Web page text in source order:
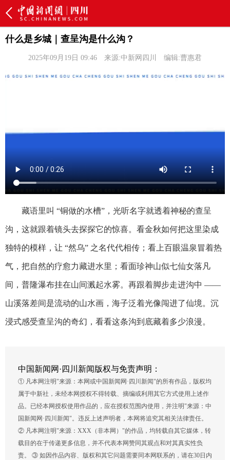
什么是乡城｜查呈沟是什么沟？​
2025年09月19日 09:46 来源:中新网四川 编辑:曹惠君
藏语里叫 “铜做的水槽”，光听名字就透着神秘的查呈
沟，这就跟着镜头去探探它的惊喜。​看金秋如何把这里染成
独特的模样，让 “然乌” 之名代代相传；看上百眼温泉冒着热
气，把自然的疗愈力藏进水里；看面珍神山似七仙女落凡
间，普隆瀑布挂在山间溅起水雾。​再跟着脚步走进沟中 ——
山溪落差间是流动的山水画，海子泛着光像闯进了仙境。沉
浸式感受查呈沟的奇幻，看看这条沟到底藏着多少浪漫。
中国新闻网·四川新闻版权与免责声明：
① 凡本网注明"来源：本网或中国新闻网·四川新闻"的所有作品，版权均
属于中新社，未经本网授权不得转载、摘编或利用其它方式使用上述作
品。已经本网授权使用作品的，应在授权范围内使用，并注明"来源：中
国新闻网·四川新闻"。违反上述声明者，本网将追究其相关法律责任。
② 凡本网注明"来源：XXX（非本网）"的作品，均转载自其它媒体，转
载目的在于传递更多信息，并不代表本网赞同其观点和对其真实性负
责。 ③ 如因作品内容、版权和其它问题需要同本网联系的，请在30日内